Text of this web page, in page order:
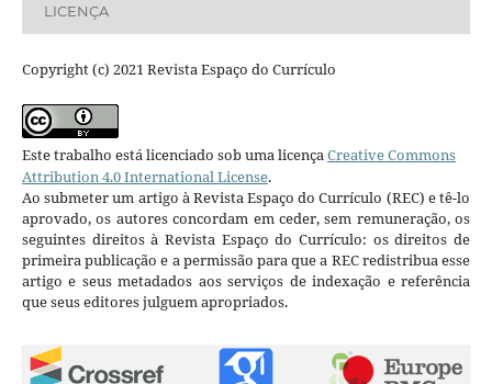
LICENÇA
Copyright (c) 2021 Revista Espaço do Currículo
Este trabalho está licenciado sob uma licençaCreative Commons
Attribution 4.0 International License.
Ao submeter um artigo à Revista Espaço do Currículo (REC) e tê-lo
aprovado, os autores concordam em ceder, sem remuneração, os
seguintes direitos à Revista Espaço do Currículo: os direitos de
primeira publicação e a permissão para que a REC redistribua esse
artigo e seus metadados aos serviços de indexação e referência
que seus editores julguem apropriados.